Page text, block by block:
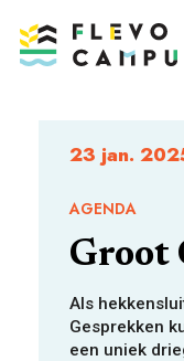
23 jan.
AGENDA
Groot
Als
Gesprekken
een uniek